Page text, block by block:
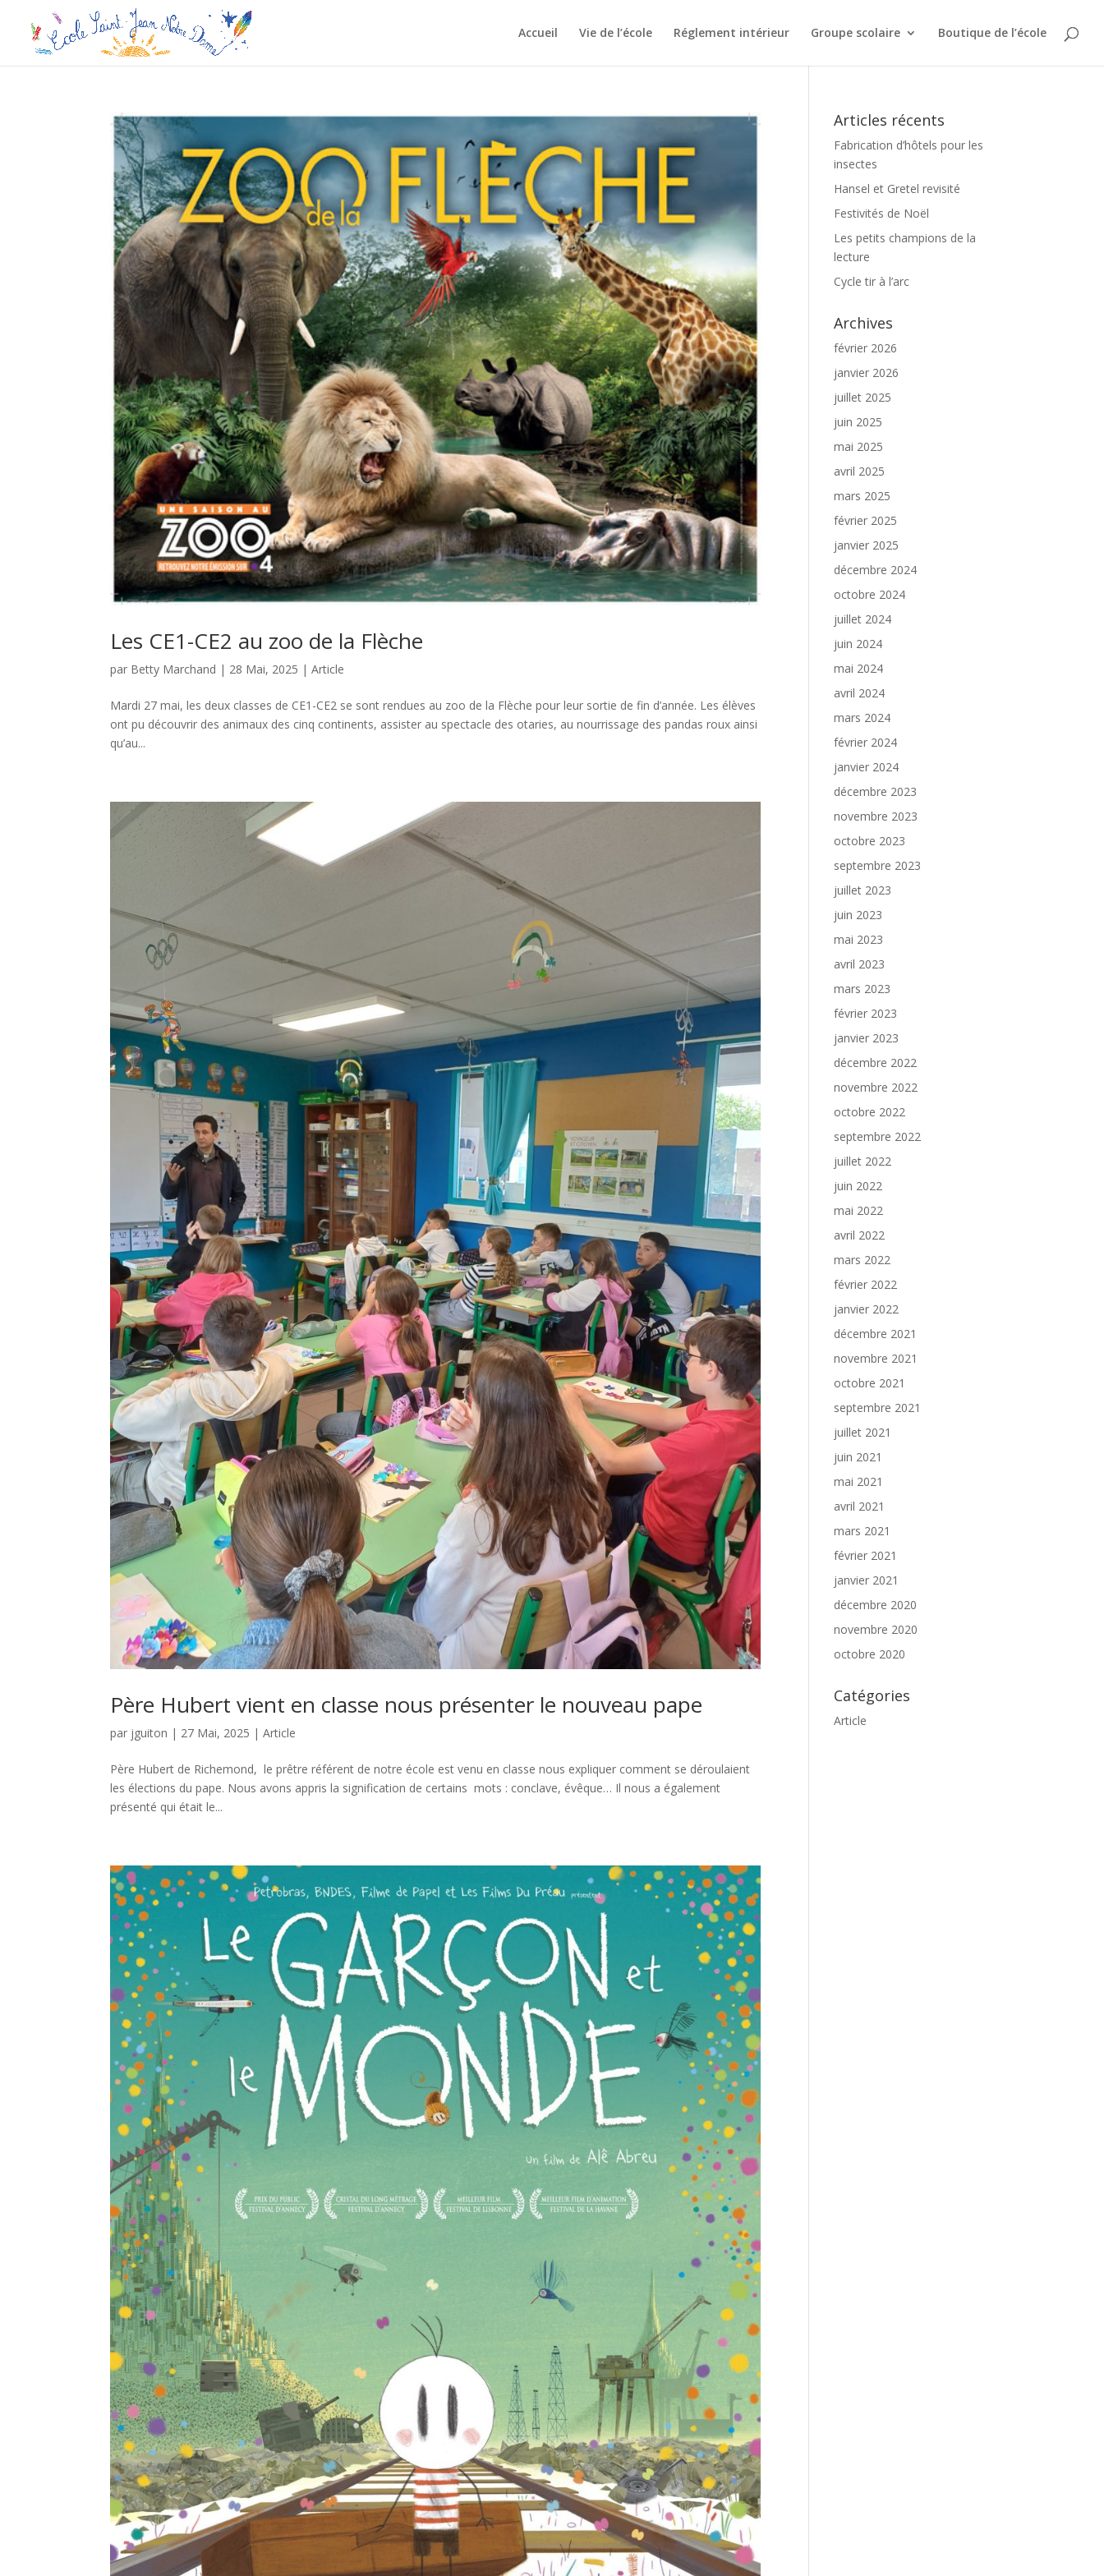
Accueil Vie de l’école Réglement intérieur Groupe scolaire Boutique de l’école
Les CE1-CE2 au zoo de la Flèche
par Betty Marchand | 28 Mai, 2025 |Article
Mardi 27 mai, les deux classes de CE1-CE2 se sont rendues au zoo de la Flèche pour leur sortie de fin d’année. Les élèves
ont pu découvrir des animaux des cinq continents, assister au spectacle des otaries, au nourrissage des pandas roux ainsi
qu’au...
Père Hubert vient en classe nous présenter le nouveau pape
par jguiton | 27 Mai, 2025 |Article
Père Hubert de Richemond, le prêtre référent de notre école est venu en classe nous expliquer comment se déroulaient
les élections du pape. Nous avons appris la signification de certains mots : conclave, évêque… Il nous a également
présenté qui était le...
Articles récents
Fabrication d’hôtels pour les
insectes
Hansel et Gretel revisité
Festivités de Noël
Les petits champions de la
lecture
Cycle tir à l’arc
Archives
février 2026
janvier 2026
juillet 2025
juin 2025
mai 2025
avril 2025
mars 2025
février 2025
janvier 2025
décembre 2024
octobre 2024
juillet 2024
juin 2024
mai 2024
avril 2024
mars 2024
février 2024
janvier 2024
décembre 2023
novembre 2023
octobre 2023
septembre 2023
juillet 2023
juin 2023
mai 2023
avril 2023
mars 2023
février 2023
janvier 2023
décembre 2022
novembre 2022
octobre 2022
septembre 2022
juillet 2022
juin 2022
mai 2022
avril 2022
mars 2022
février 2022
janvier 2022
décembre 2021
novembre 2021
octobre 2021
septembre 2021
juillet 2021
juin 2021
mai 2021
avril 2021
mars 2021
février 2021
janvier 2021
décembre 2020
novembre 2020
octobre 2020
Catégories
Article